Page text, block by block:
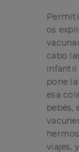
os
cabo
infantil
pone
esa
bebés,
viajes,